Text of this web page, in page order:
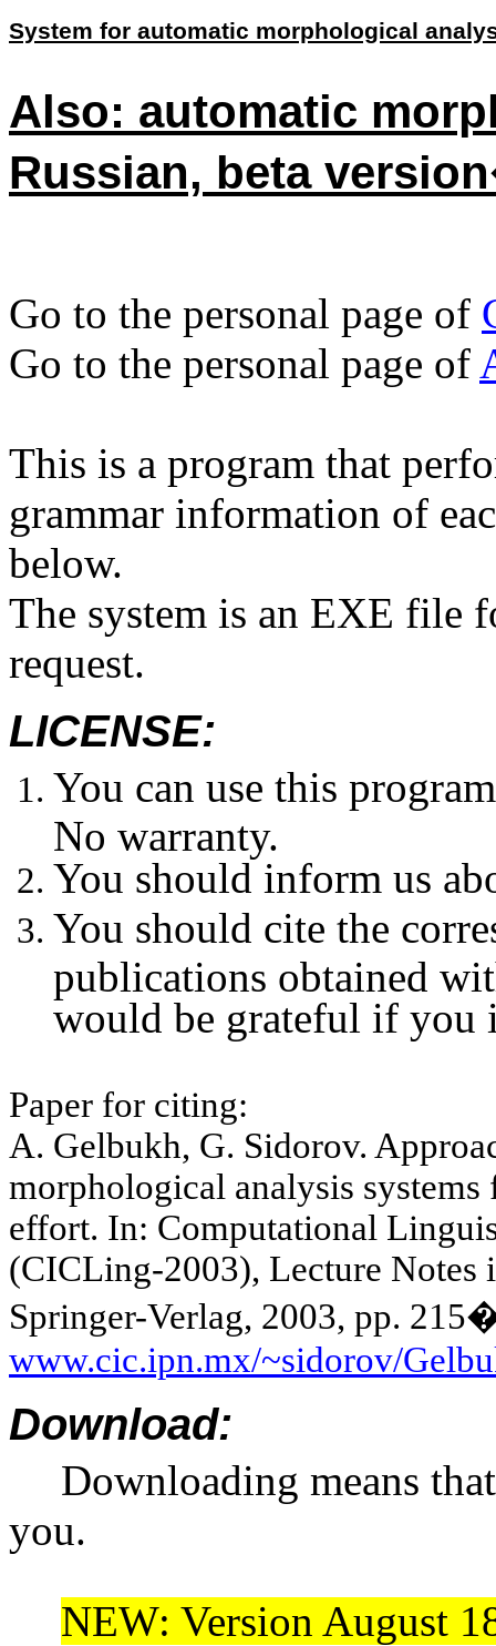
System for automatic morphological
Also: automatic
Russian, beta version
Go to the personal page of
Go to the personal page of
This is a program that
grammar information of
below.
The system is an EXE file
request.
LICENSE:
You can use this
No warranty.
You should inform us
You should cite the
publications obtained
would be grateful if you
Paper for citing:
A. Gelbukh, G. Sidorov.
morphological analysis
effort. In: Computational
(CICLing-2003), Lecture Notes
Springer-Verlag, 2003, pp.
www.cic.ipn.mx/~sidorov/
Download:
Downloading means
you.
NEW:Version August